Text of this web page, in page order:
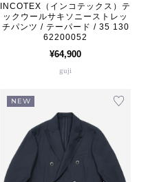
INCOTEX（インコテックス）テ
ックウールサキソニーストレッ
チパンツ / テーパード / 35 130
62200052
¥64,900
guji
NEW